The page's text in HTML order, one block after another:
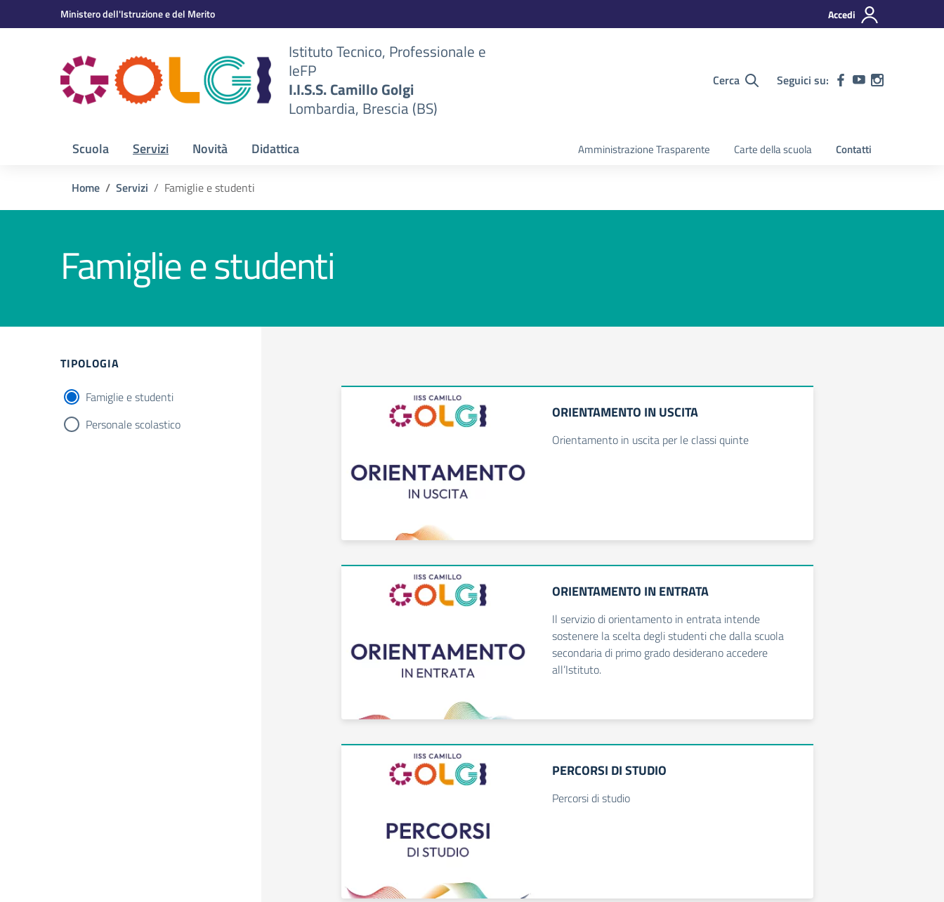
Vai ai contenuti
Vai al menu di navigazioneMinistero dell'Istruzione e del Merito Accedi
Istituto Tecnico, Professionale e
IeFP
I.I.S.S. Camillo Golgi
Lombardia, Brescia (BS)
Cerca Seguici su:
Scuola Servizi Novità Didattica Amministrazione Trasparente Carte della scuola Contatti
Home Servizi Famiglie e studenti
Famiglie e studenti
TIPOLOGIA
Famiglie e studenti
Personale scolastico
ORIENTAMENTO IN USCITA
Orientamento in uscita per le classi quinte
ORIENTAMENTO IN ENTRATA
Il servizio di orientamento in entrata intende
sostenere la scelta degli studenti che dalla scuola
secondaria di primo grado desiderano accedere
all’Istituto.
PERCORSI DI STUDIO
Percorsi di studio